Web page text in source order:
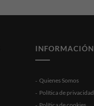
INFORMACIÓN
Quienes Somos
Política de privacidad